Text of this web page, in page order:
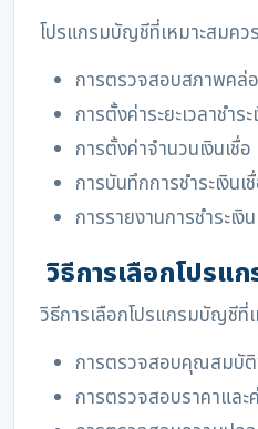
โปรแกรมบัญชีที่เหมาะสมค
การตรวจสอบสภาพคล่
การตั้งค่าระยะเวลาชำระ
การตั้งค่าจำนวนเงินเชื่อ
การบันทึกการชำระเงินเ
การรายงานการชำระเงิ
วิธีการเลือกโปรแ
วิธีการเลือกโปรแกรมบัญชีที่
การตรวจสอบคุณสมบั
การตรวจสอบราคาแล